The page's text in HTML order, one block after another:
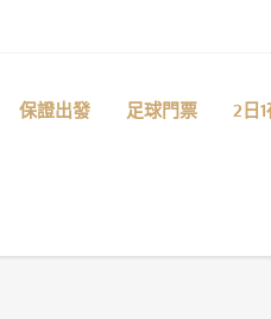
保證出發 足球門票 2日